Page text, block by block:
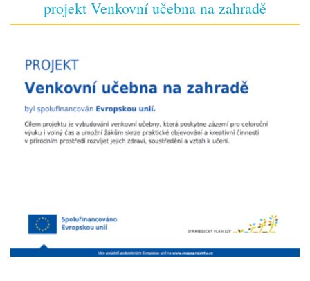
projekt Venkovní učebna na zahradě